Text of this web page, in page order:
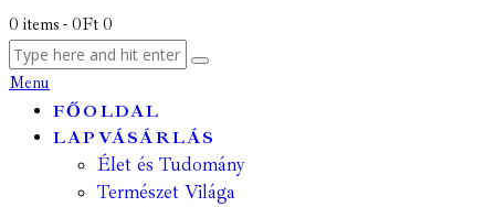
0 items - 0Ft 0
Menu
FŐOLDAL
LAPVÁSÁRLÁS
Élet és Tudomány
Természet Világa